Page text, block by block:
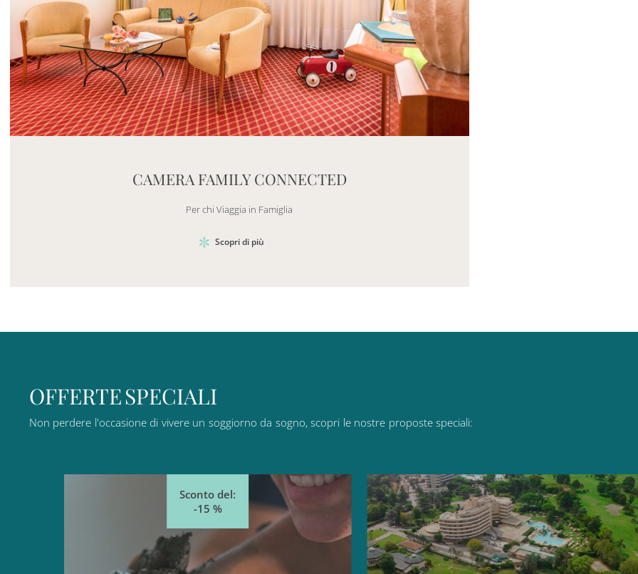
CAMERA FAMILY CONNECTED
Per chi Viaggia in Famiglia
Scopri di più
OFFERTESPECIALI
Non perdere l'occasione di vivere un soggiorno da sogno, scopri le nostre proposte speciali: